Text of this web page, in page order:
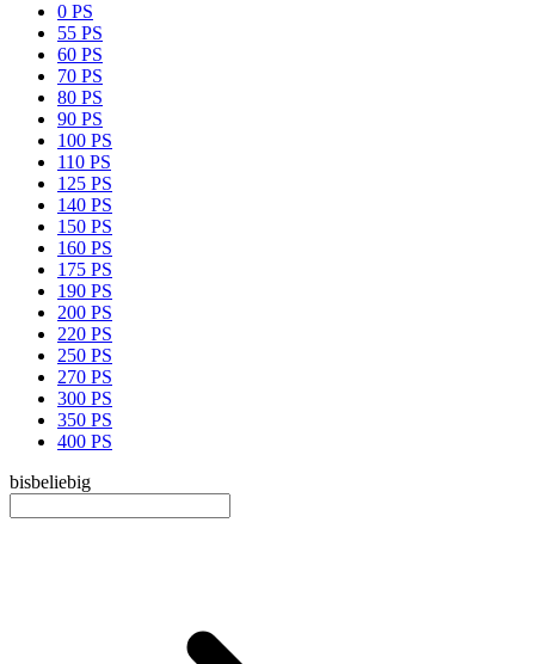
0 PS
55 PS
60 PS
70 PS
80 PS
90 PS
100 PS
110 PS
125 PS
140 PS
150 PS
160 PS
175 PS
190 PS
200 PS
220 PS
250 PS
270 PS
300 PS
350 PS
400 PS
bisbeliebig